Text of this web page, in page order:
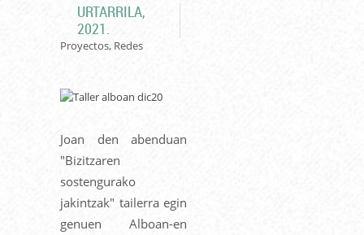
URTARRILA,
2021.
Proyectos, Redes
Joan den abenduan
"Bizitzaren
sostengurako
jakintzak" tailerra egin
genuen Alboan-en